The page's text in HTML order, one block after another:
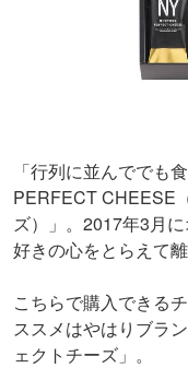
「行列に並んででも
PERFECT CHEESE
ズ）」。2017年3月
好きの心をとらえて
こちらで購入できる
ススメはやはりブラ
ェクトチーズ」。